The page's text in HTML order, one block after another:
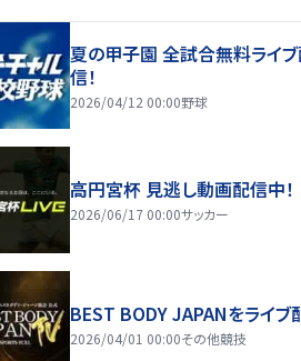
夏の甲子園 全試合無料ライ
信！
2026/04/12 00:00野球
高円宮杯 見逃し動画配信中！
2026/06/17 00:00サッカー
BEST BODY JAPANをライブ
2026/04/01 00:00その他競技